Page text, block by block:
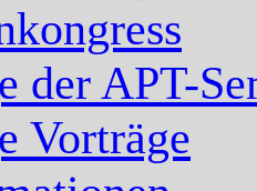
der APT-
Vorträge